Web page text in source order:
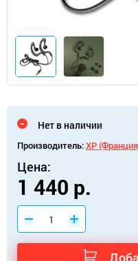
Нет в наличии
Производитель:XP
Цена:
1 440 р.